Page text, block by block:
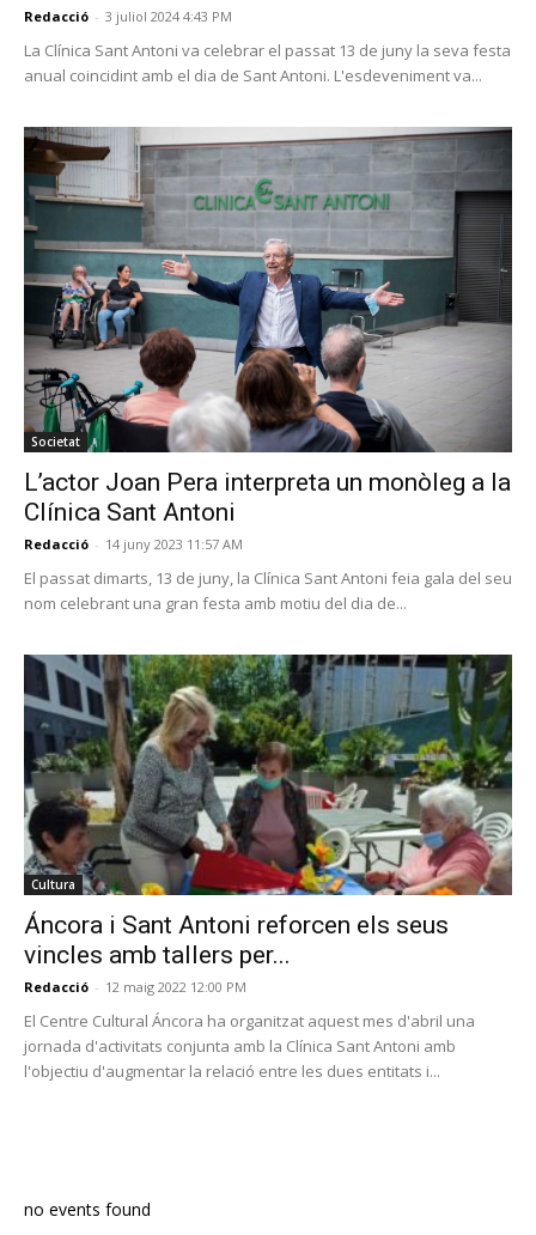
Redacció - 3 juliol 2024 4:43 PM
La Clínica Sant Antoni va celebrar el passat 13 de juny la seva festa
anual coincidint amb el dia de Sant Antoni. L'esdeveniment va...
Societat
L’actor Joan Pera interpreta un monòleg a la
Clínica Sant Antoni
Redacció - 14 juny 2023 11:57 AM
El passat dimarts, 13 de juny, la Clínica Sant Antoni feia gala del seu
nom celebrant una gran festa amb motiu del dia de...
Cultura
Áncora i Sant Antoni reforcen els seus
vincles amb tallers per...
Redacció - 12 maig 2022 12:00 PM
El Centre Cultural Áncora ha organitzat aquest mes d'abril una
jornada d'activitats conjunta amb la Clínica Sant Antoni amb
l'objectiu d'augmentar la relació entre les dues entitats i...
no events found